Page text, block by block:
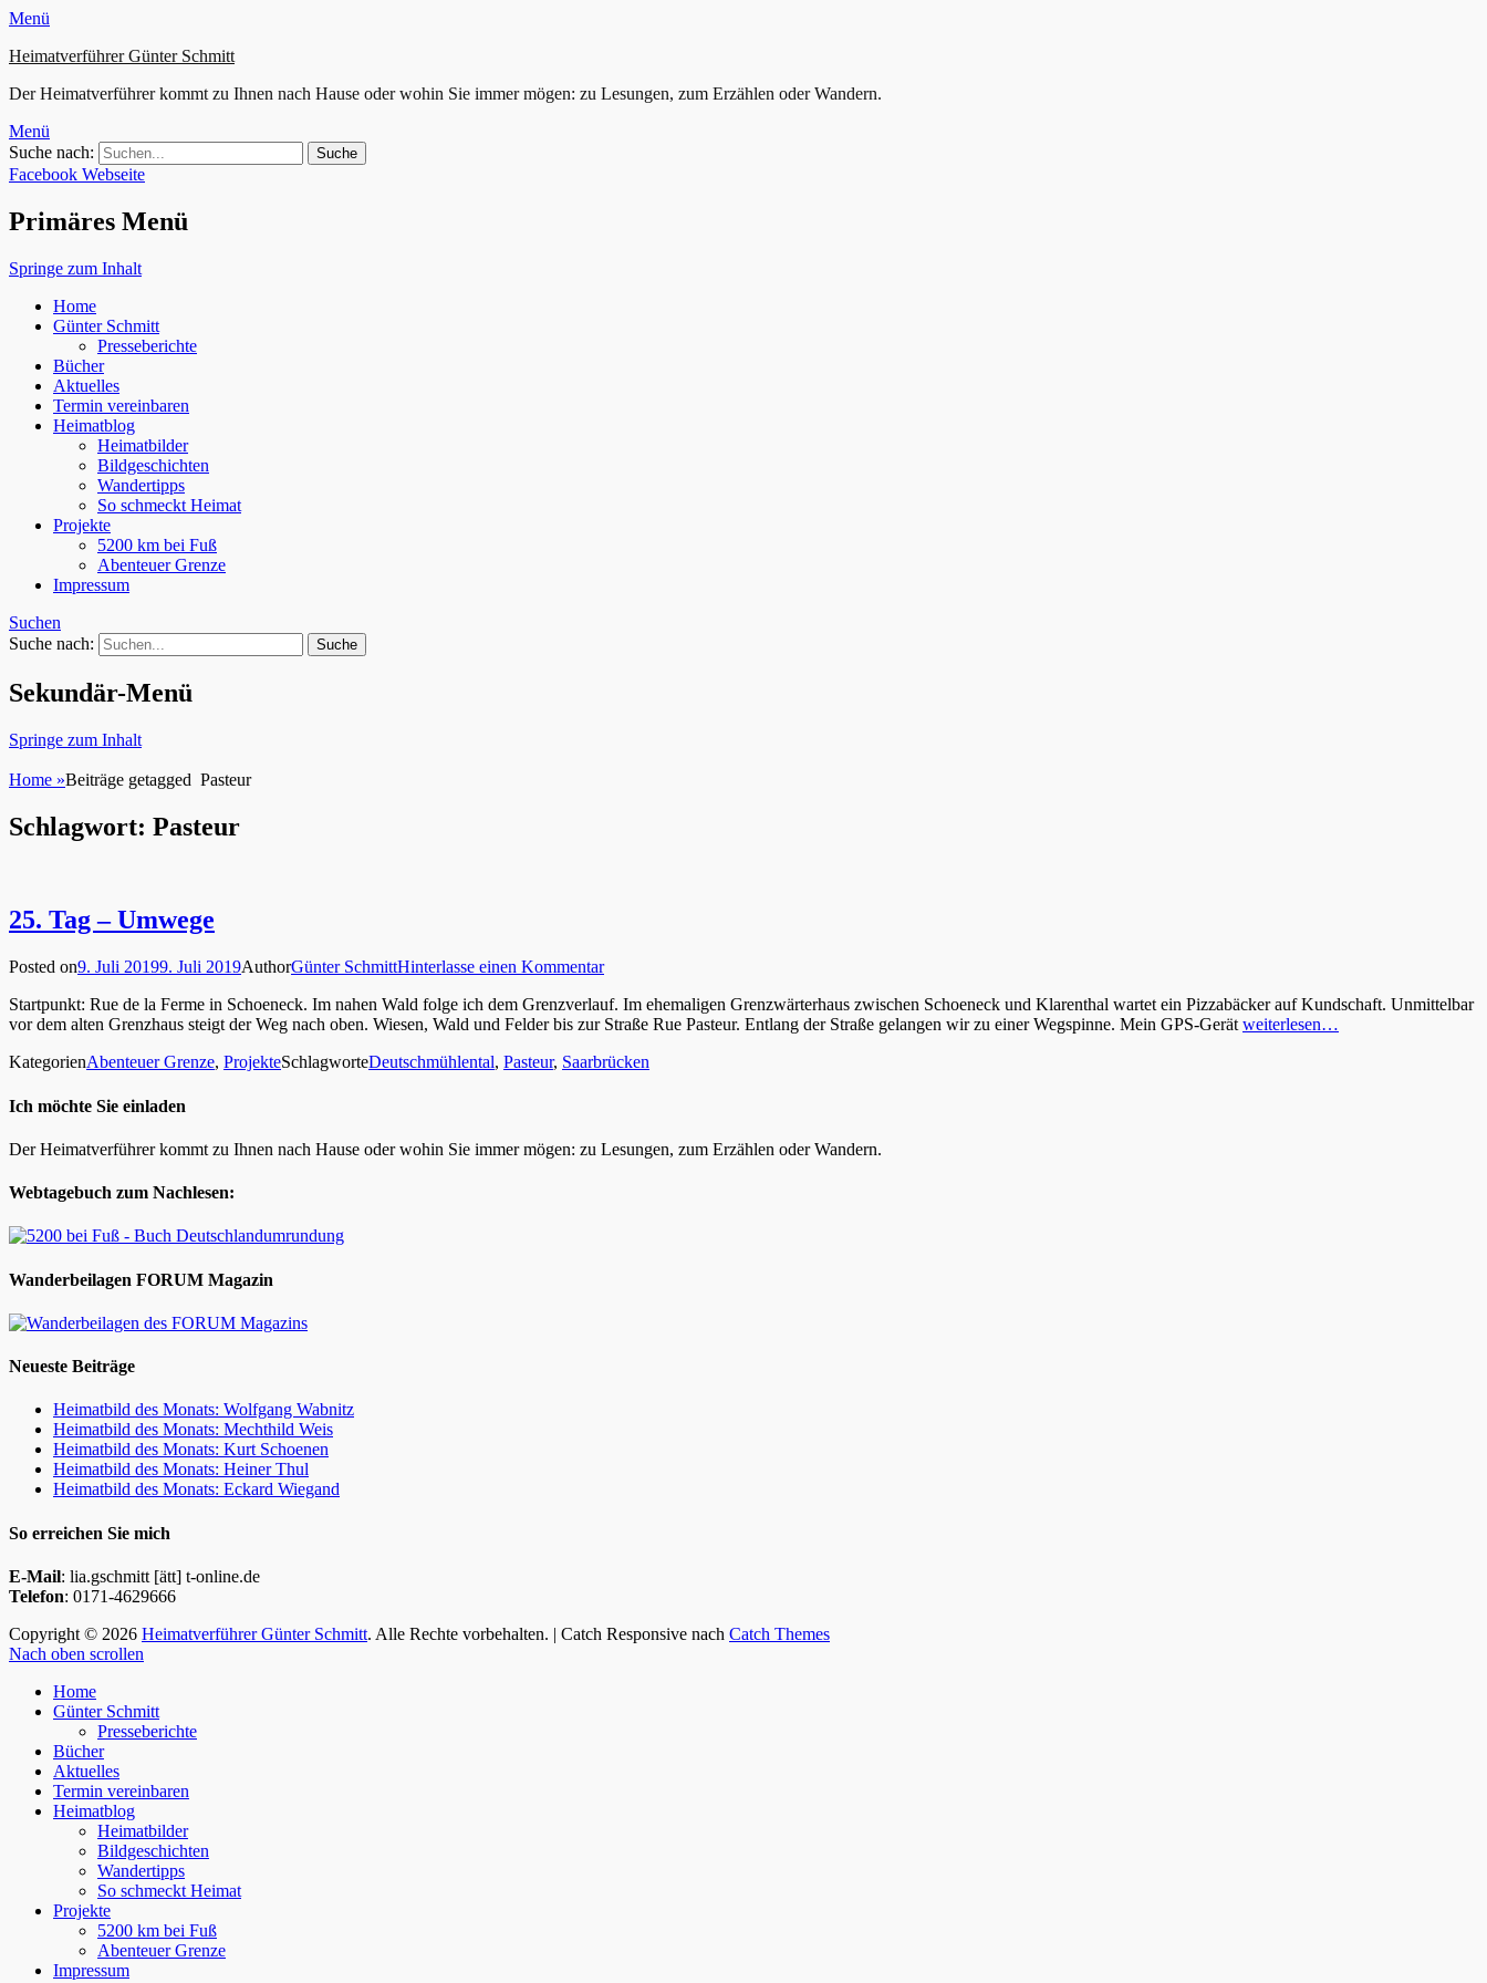
Menü
Heimatverführer Günter Schmitt
Der Heimatverführer kommt zu Ihnen nach Hause oder wohin Sie immer mögen: zu Lesungen, zum Erzählen oder Wandern.
Menü
Suche nach:
Facebook Webseite
Primäres Menü
Springe zum Inhalt
Home
Günter Schmitt
Presseberichte
Bücher
Aktuelles
Termin vereinbaren
Heimatblog
Heimatbilder
Bildgeschichten
Wandertipps
So schmeckt Heimat
Projekte
5200 km bei Fuß
Abenteuer Grenze
Impressum
Suchen
Suche nach:
Sekundär-Menü
Springe zum Inhalt
Home »Beiträge getagged Pasteur
Schlagwort: Pasteur
25. Tag – Umwege
Posted on9. Juli 20199. Juli 2019AuthorGünter SchmittHinterlasse einen Kommentar
Startpunkt: Rue de la Ferme in Schoeneck. Im nahen Wald folge ich dem Grenzverlauf. Im ehemaligen Grenzwärterhaus zwischen Schoeneck und Klarenthal wartet ein Pizzabäcker auf Kundschaft. Unmittelbar
vor dem alten Grenzhaus steigt der Weg nach oben. Wiesen, Wald und Felder bis zur Straße Rue Pasteur. Entlang der Straße gelangen wir zu einer Wegspinne. Mein GPS-Gerät weiterlesen…
KategorienAbenteuer Grenze, ProjekteSchlagworteDeutschmühlental, Pasteur, Saarbrücken
Ich möchte Sie einladen
Der Heimatverführer kommt zu Ihnen nach Hause oder wohin Sie immer mögen: zu Lesungen, zum Erzählen oder Wandern.
Webtagebuch zum Nachlesen:
Wanderbeilagen FORUM Magazin
Neueste Beiträge
Heimatbild des Monats: Wolfgang Wabnitz
Heimatbild des Monats: Mechthild Weis
Heimatbild des Monats: Kurt Schoenen
Heimatbild des Monats: Heiner Thul
Heimatbild des Monats: Eckard Wiegand
So erreichen Sie mich
E-Mail: lia.gschmitt [ätt] t-online.de
Telefon: 0171-4629666
Copyright © 2026 Heimatverführer Günter Schmitt. Alle Rechte vorbehalten. | Catch Responsive nach Catch Themes
Nach oben scrollen
Home
Günter Schmitt
Presseberichte
Bücher
Aktuelles
Termin vereinbaren
Heimatblog
Heimatbilder
Bildgeschichten
Wandertipps
So schmeckt Heimat
Projekte
5200 km bei Fuß
Abenteuer Grenze
Impressum